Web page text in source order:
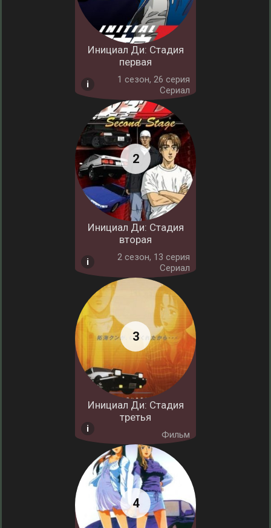
Инициал Ди: Стадия
первая
1 cезон, 26 серия
Сериал
Инициал Ди: Стадия
вторая
2 cезон, 13 серия
Сериал
Инициал Ди: Стадия
третья
Фильм